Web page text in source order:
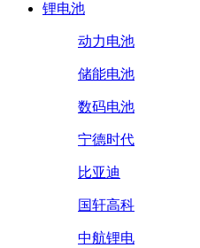
锂电池
动力电池
储能电池
数码电池
宁德时代
比亚迪
国轩高科
中航锂电